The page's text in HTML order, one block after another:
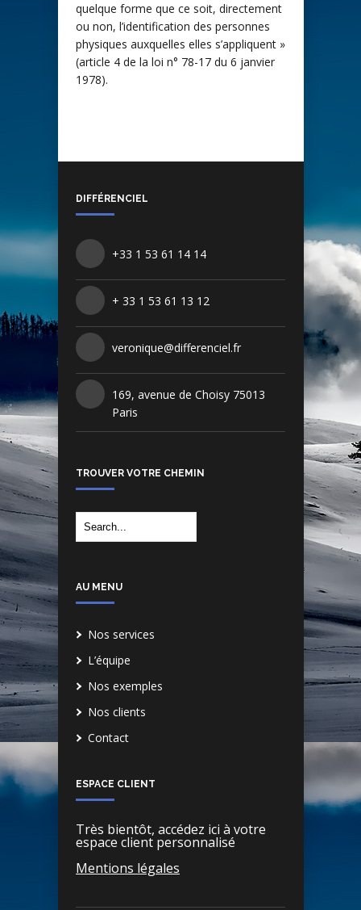
quelque forme que ce soit, directement
ou non, l’identification des personnes
physiques auxquelles elles s’appliquent »
(article 4 de la loi n° 78-17 du 6 janvier
1978).
DIFFÉRENCIEL
+33 1 53 61 14 14
+ 33 1 53 61 13 12
veronique@differenciel.fr
169, avenue de Choisy 75013
Paris
TROUVER VOTRE CHEMIN
AU MENU
Nos services
L’équipe
Nos exemples
Nos clients
Contact
ESPACE CLIENT
Très bientôt, accédez ici à votre
espace client personnalisé
Mentions légales